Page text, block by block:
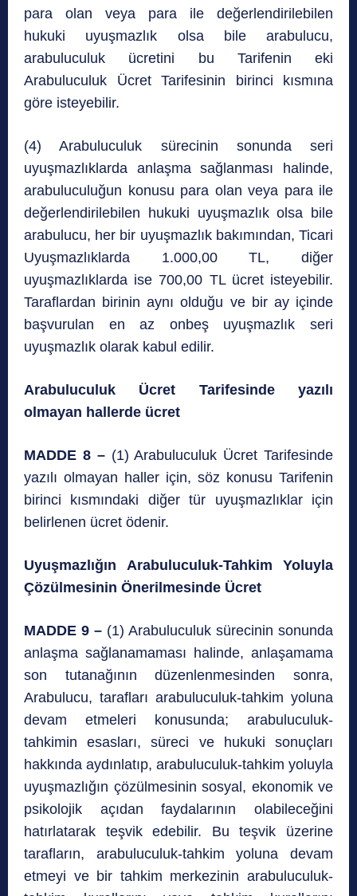
para olan veya para ile değerlendirilebilen
hukuki uyuşmazlık olsa bile arabulucu,
arabuluculuk ücretini bu Tarifenin eki
Arabuluculuk Ücret Tarifesinin birinci kısmına
göre isteyebilir.
(4) Arabuluculuk sürecinin sonunda seri
uyuşmazlıklarda anlaşma sağlanması halinde,
arabuluculuğun konusu para olan veya para ile
değerlendirilebilen hukuki uyuşmazlık olsa bile
arabulucu, her bir uyuşmazlık bakımından, Ticari
Uyuşmazlıklarda 1.000,00 TL, diğer
uyuşmazlıklarda ise 700,00 TL ücret isteyebilir.
Taraflardan birinin aynı olduğu ve bir ay içinde
başvurulan en az onbeş uyuşmazlık seri
uyuşmazlık olarak kabul edilir.
Arabuluculuk Ücret Tarifesinde yazılı
olmayan hallerde ücret
MADDE 8 –(1) Arabuluculuk Ücret Tarifesinde
yazılı olmayan haller için, söz konusu Tarifenin
birinci kısmındaki diğer tür uyuşmazlıklar için
belirlenen ücret ödenir.
Uyuşmazlığın Arabuluculuk-Tahkim Yoluyla
Çözülmesinin Önerilmesinde Ücret
MADDE 9 – (1) Arabuluculuk sürecinin sonunda
anlaşma sağlanamaması halinde, anlaşamama
son tutanağının düzenlenmesinden sonra,
Arabulucu, tarafları arabuluculuk-tahkim yoluna
devam etmeleri konusunda; arabuluculuk-
tahkimin esasları, süreci ve hukuki sonuçları
hakkında aydınlatıp, arabuluculuk-tahkim yoluyla
uyuşmazlığın çözülmesinin sosyal, ekonomik ve
psikolojik açıdan faydalarının olabileceğini
hatırlatarak teşvik edebilir. Bu teşvik üzerine
tarafların, arabuluculuk-tahkim yoluna devam
etmeyi ve bir tahkim merkezinin arabuluculuk-